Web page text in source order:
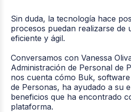
Sin duda, la tecnología hace
procesos puedan realizarse de
eficiente y ágil.
Conversamos con Vanessa
Administración de Personal de
nos cuenta cómo Buk,
de Personas, ha ayudado a su
beneficios que ha encontrado
plataforma.